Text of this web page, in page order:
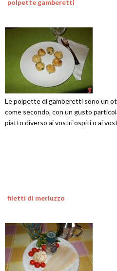
polpette gamberetti
Le polpette di gamberetti sono un
come secondo, con un gusto
piatto diverso ai vostri ospiti o ai
filetti di merluzzo